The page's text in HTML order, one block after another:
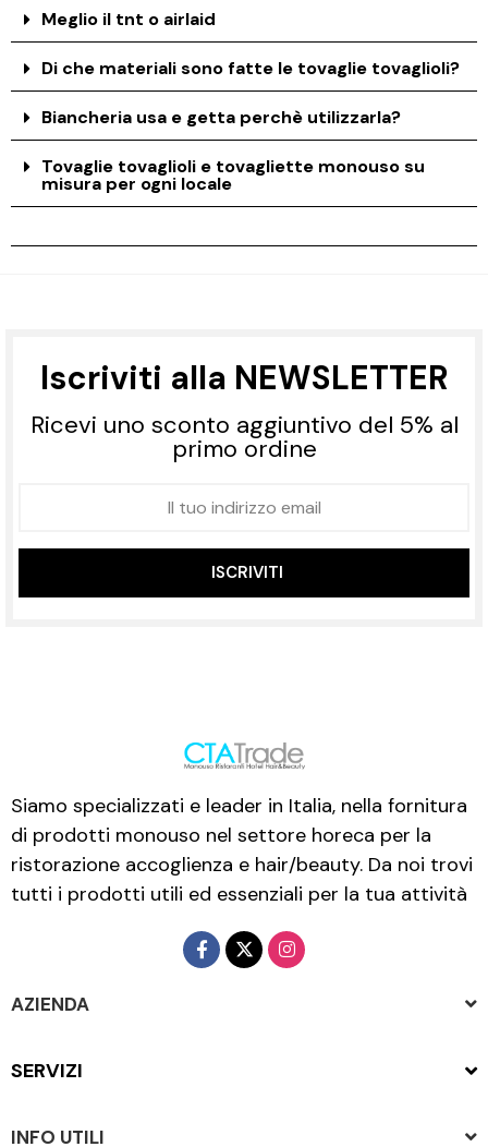
Meglio il tnt o airlaid
Di che materiali sono fatte le tovaglie tovaglioli?
Biancheria usa e getta perchè utilizzarla?
Tovaglie tovaglioli e tovagliette monouso su
misura per ogni locale
Iscriviti alla NEWSLETTER
Ricevi uno sconto aggiuntivo del 5% al
primo ordine
ISCRIVITI
Siamo specializzati e leader in Italia, nella fornitura
di prodotti monouso nel settore horeca per la
ristorazione accoglienza e hair/beauty. Da noi trovi
tutti i prodotti utili ed essenziali per la tua attività
AZIENDA
SERVIZI
INFO UTILI